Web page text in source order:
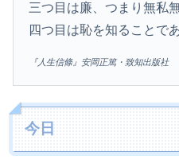
三つ目は廉、つまり無私
四つ目は恥を知ることであ
『人生信條』安岡正篤・致知出版社
今日